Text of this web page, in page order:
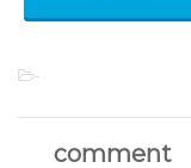
-
comment